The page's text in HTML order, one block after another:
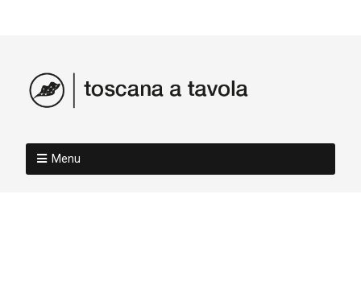
Menu